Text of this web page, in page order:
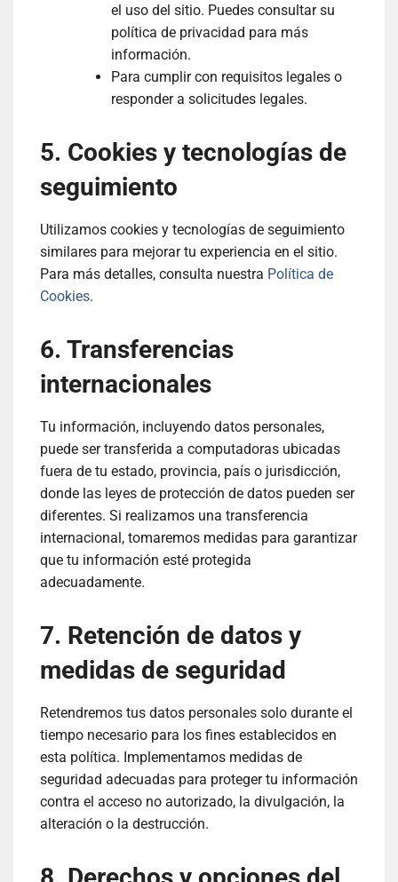
el uso del sitio. Puedes consultar su
política de privacidad para más
información.
Para cumplir con requisitos legales o
responder a solicitudes legales.
5. Cookies y tecnologías de
seguimiento
Utilizamos cookies y tecnologías de seguimiento
similares para mejorar tu experiencia en el sitio.
Para más detalles, consulta nuestra Política de
Cookies.
6. Transferencias
internacionales
Tu información, incluyendo datos personales,
puede ser transferida a computadoras ubicadas
fuera de tu estado, provincia, país o jurisdicción,
donde las leyes de protección de datos pueden ser
diferentes. Si realizamos una transferencia
internacional, tomaremos medidas para garantizar
que tu información esté protegida
adecuadamente.
7. Retención de datos y
medidas de seguridad
Retendremos tus datos personales solo durante el
tiempo necesario para los fines establecidos en
esta política. Implementamos medidas de
seguridad adecuadas para proteger tu información
contra el acceso no autorizado, la divulgación, la
alteración o la destrucción.